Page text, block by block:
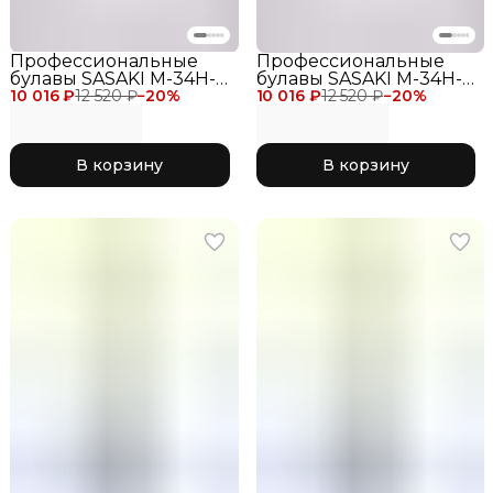
10 016 ₽12 520 ₽−20%
Профессиональные
булавы SASAKI M-34H-F
для соревнований 40,5
В корзину
10 016 ₽12 520 ₽−20%
Профессиональные
булавы SASAKI M-34H-F
для соревнований 44
В корзину